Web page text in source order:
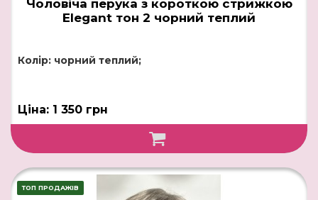
Чоловіча перука з короткою стрижкою
Elegant тон 2 чорний теплий
Колір: чорний теплий;
Ціна: 1 350 грн
ТОП ПРОДАЖІВ